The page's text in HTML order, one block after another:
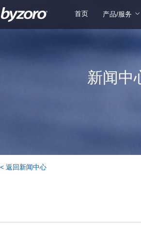
首页 产品/服务
新闻中
< 返回新闻中心